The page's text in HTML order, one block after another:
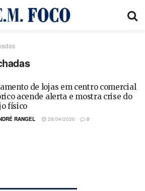
de lojas em centro comercial
acende alerta e mostra crise do
físico
RANGEL 28/04/2026 0